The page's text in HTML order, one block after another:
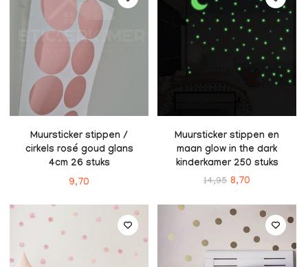
Muursticker stippen /
cirkels rosé goud glans
4cm 26 stuks
9,70
Muursticker stippen en
maan glow in the dark
kinderkamer 250 stuks
14,95 8,70